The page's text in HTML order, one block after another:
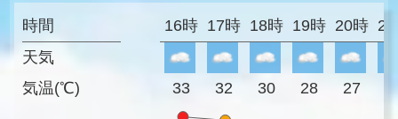
時間
天気
気温(℃)
16時 17時 18時 19時 20時
33 32 30 28 27